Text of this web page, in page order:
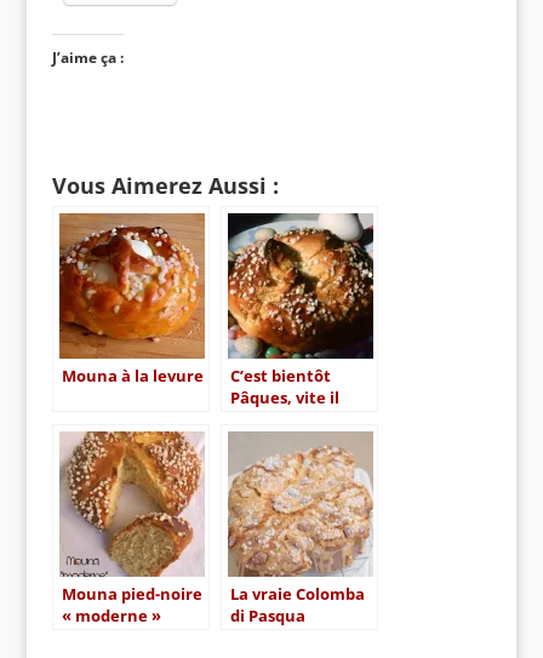
J’aime ça :
Vous Aimerez Aussi :
Mouna à la levure
C’est bientôt
Pâques, vite il
Mouna pied-noire
« moderne »
La vraie Colomba
di Pasqua